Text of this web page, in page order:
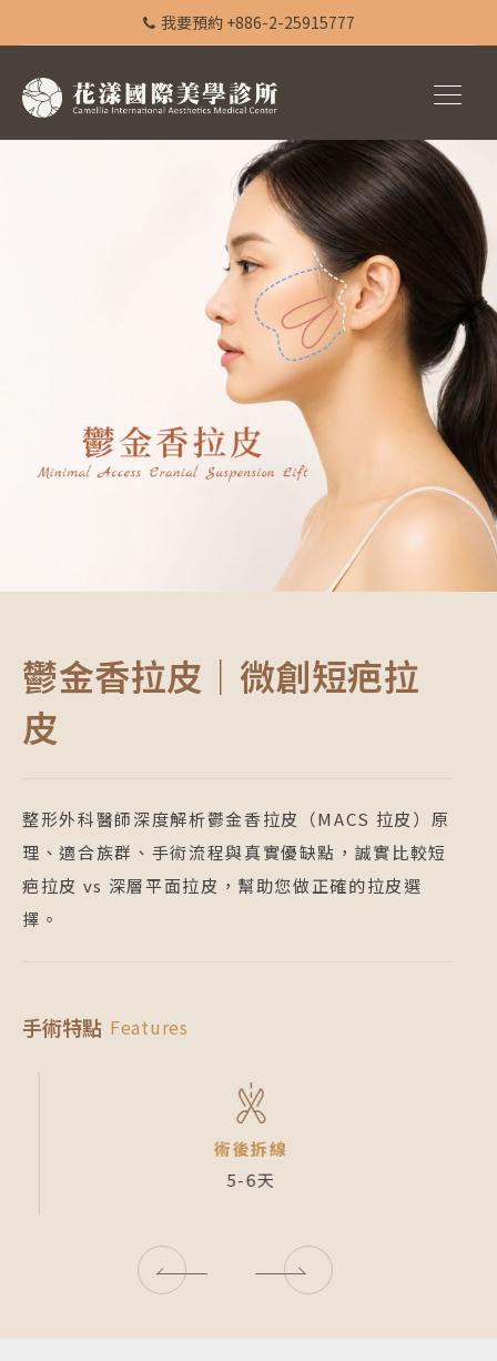
我要預約 +886-2-25915777
鬱金香拉皮｜微創短疤拉
皮
整形外科醫師深度解析鬱金香拉皮（MACS 拉皮）原
理、適合族群、手術流程與真實優缺點，誠實比較短
疤拉皮 vs 深層平面拉皮，幫助您做正確的拉皮選
擇。
手術特點 Features
術後拆線
5-6天